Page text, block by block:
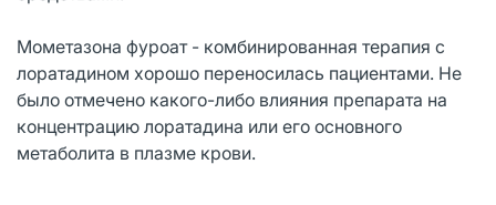
Мометазона фуроат - комбинированная терапия с
лоратадином хорошо переносилась пациентами. Не
было отмечено какого-либо влияния препарата на
концентрацию лоратадина или его основного
метаболита в плазме крови.